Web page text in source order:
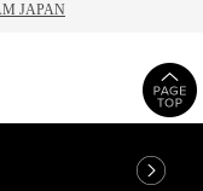
JAPAN